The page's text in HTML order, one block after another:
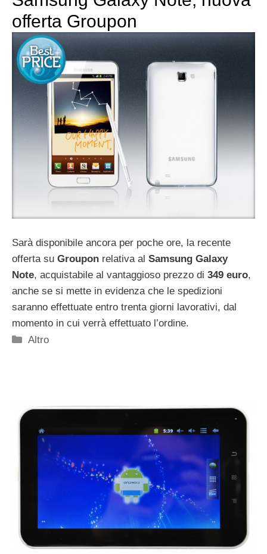
offerta Groupon
Sarà disponibile ancora per poche ore, la recente
offerta su Groupon relativa al Samsung Galaxy
Note, acquistabile al vantaggioso prezzo di 349 euro,
anche se si mette in evidenza che le spedizioni
saranno effettuate entro trenta giorni lavorativi, dal
momento in cui verrà effettuato l’ordine.
Categorie
Altro